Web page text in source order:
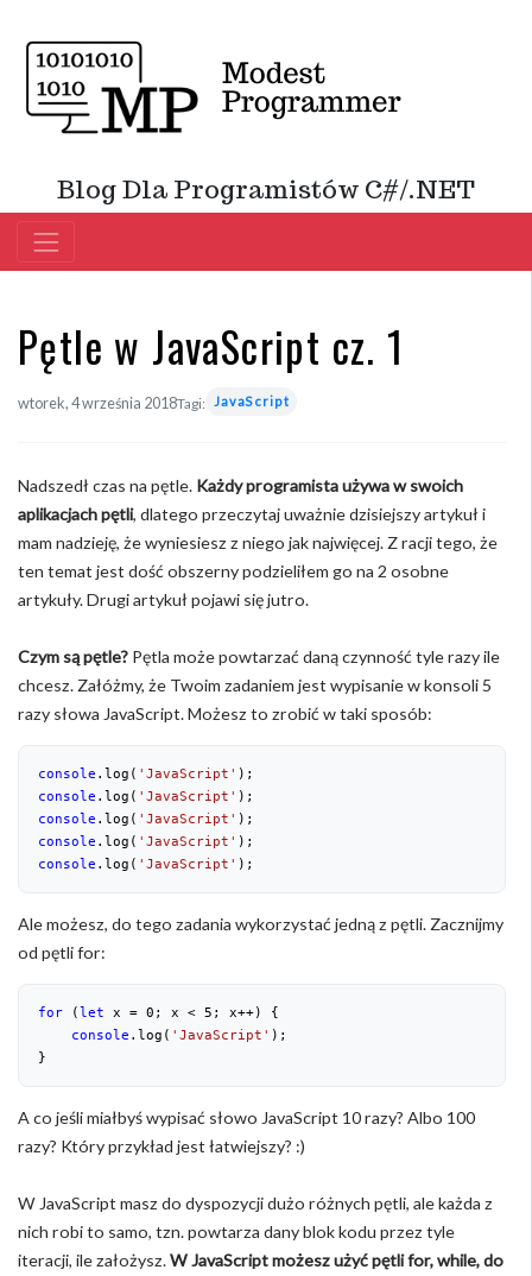
Blog Dla Programistów C#/.NET
Pętle w JavaScript cz. 1
wtorek, 4 września 2018Tagi: JavaScript
Nadszedł czas na pętle. Każdy programista używa w swoich
aplikacjach pętli, dlatego przeczytaj uważnie dzisiejszy artykuł i
mam nadzieję, że wyniesiesz z niego jak najwięcej. Z racji tego, że
ten temat jest dość obszerny podzieliłem go na 2 osobne
artykuły. Drugi artykuł pojawi się jutro.
Czym są pętle? Pętla może powtarzać daną czynność tyle razy ile
chcesz. Załóżmy, że Twoim zadaniem jest wypisanie w konsoli 5
razy słowa JavaScript. Możesz to zrobić w taki sposób:
console .log( 'JavaScript'
console .log( 'JavaScript'
console .log( 'JavaScript'
console .log( 'JavaScript'
console .log( 'JavaScript' );
Ale możesz, do tego zadania wykorzystać jedną z pętli. Zacznijmy
od pętli for:
for (let x = 0 ; x < 5 ; x++) {
console .log( 'JavaScript' );
}
A co jeśli miałbyś wypisać słowo JavaScript 10 razy? Albo 100
razy? Który przykład jest łatwiejszy? :)
W JavaScript masz do dyspozycji dużo różnych pętli, ale każda z
nich robi to samo, tzn. powtarza dany blok kodu przez tyle
iteracji, ile założysz.W JavaScript możesz użyć pętli for, while, do